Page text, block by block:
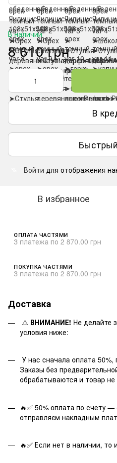
В наличии
8 610 грн
В
Войти для отображения
В избранное
ОПЛАТА ЧАСТЯМИ
3 платежа по 2 870.00 грн
ПОКУПКА ЧАСТЯМИ
3 платежа по 2 870.00 грн
Доставка
⚠️ ВНИМАНИЕ! Не делайте
условия ниже:
У нас сначала оплата
Заказы без
обрабатываются и товар не
🔥✅ 50% оплата по счету —
отправляєм накладным
🔥✅ Если нет в наличии, то